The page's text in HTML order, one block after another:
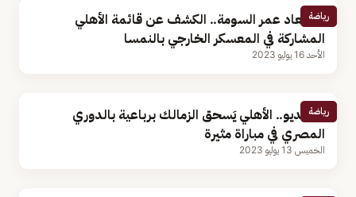
رياضة
استبعاد عمر السومة.. الكشف عن قائمة الأهلي
المشاركة في المعسكر الخارجي بالنمسا
الأحد 16 يوليو 2023
رياضة
بالفيديو.. الأهلي يَسحق الزمالك برباعية بالدوري
المصري في مباراة مثيرة
الخميس 13 يوليو 2023